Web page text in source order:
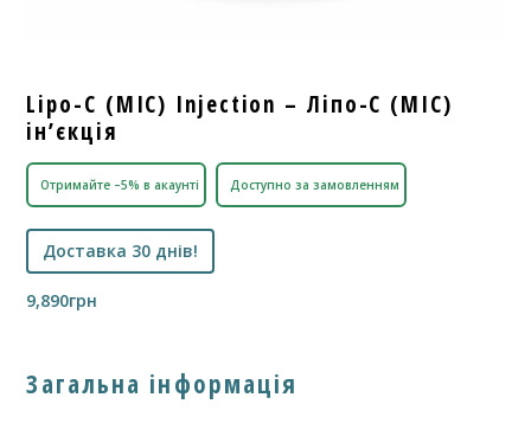
Lipo-C (MIC) Injection – Ліпо-C (MIC)
ін’єкція
Отримайте –5% в акаунті Доступно за замовленням
Доставка 30 днів!
9,890грн
Загальна інформація